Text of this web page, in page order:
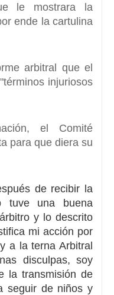
le mostrara la
ende la cartulina
arbitral que el
"términos injuriosos
el Comité
para que diera su
de recibir la
tuve una buena
y lo descrito
mi acción por
a la terna Arbitral
disculpas, soy
la transmisión de
seguir de niños y